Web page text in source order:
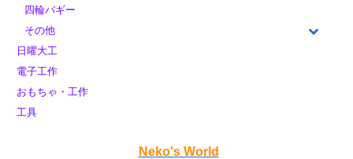
四輪バギー
その他
日曜大工
電子工作
おもちゃ・工作
工具
Neko's World